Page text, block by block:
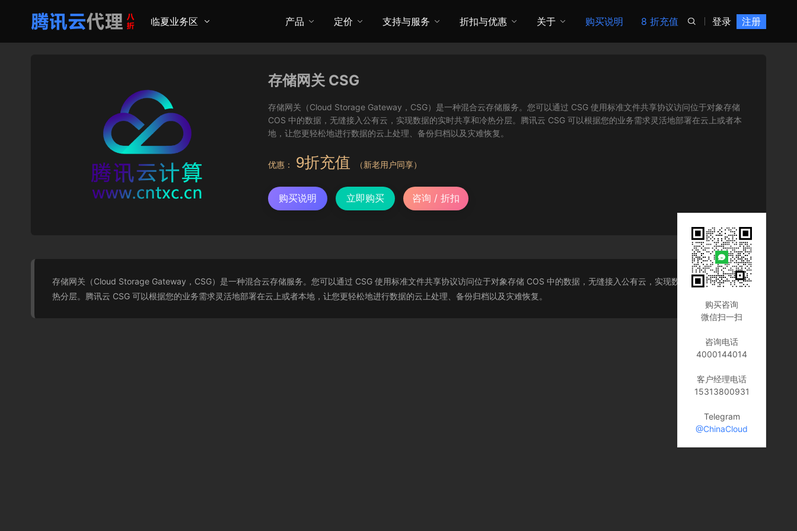
临夏业务区 登录 注册

产品 定价 支持与服务 折扣与优惠 关于 购买说明 8 折充值
存储网关 CSG
存储网关（Cloud Storage Gateway，CSG）是一种混合云存储服务。您可以通过 CSG 使用标准文件共享协议访问位于对象存储
COS 中的数据，无缝接入公有云，实现数据的实时共享和冷热分层。腾讯云 CSG 可以根据您的业务需求灵活地部署在云上或者本
地，让您更轻松地进行数据的云上处理、备份归档以及灾难恢复。
优惠： 9折充值 （新老用户同享）
购买说明 立即购买 咨询 / 折扣
存储网关（Cloud Storage Gateway，CSG）是一种混合云存储服务。您可以通过 CSG 使用标准文件共享协议访问位于对象存储 COS 中的数据，无缝接入公有云，实现数据的实时共享和冷
热分层。腾讯云 CSG 可以根据您的业务需求灵活地部署在云上或者本地，让您更轻松地进行数据的云上处理、备份归档以及灾难恢复。
购买咨询
微信扫一扫
咨询电话
4000144014
客户经理电话
15313800931
Telegram
@ChinaCloud